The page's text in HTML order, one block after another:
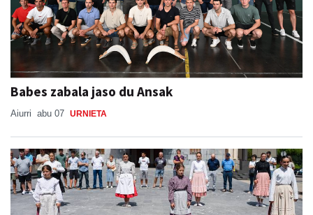
Babes zabala jaso du Ansak
Aiurri abu 07 URNIETA